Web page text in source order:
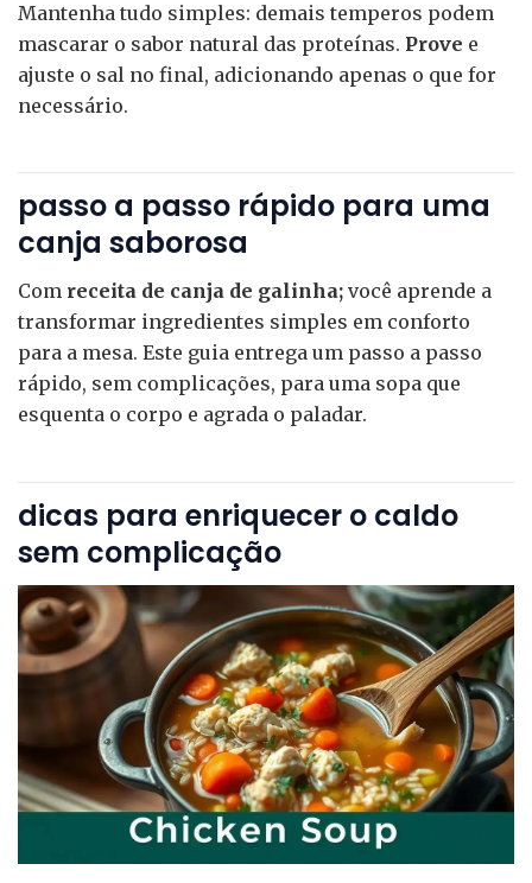
Mantenha tudo simples: demais temperos podem
mascarar o sabor natural das proteínas. Prove e
ajuste o sal no final, adicionando apenas o que for
necessário.
passo a passo rápido para uma
canja saborosa
Com receita de canja de galinha; você aprende a
transformar ingredientes simples em conforto
para a mesa. Este guia entrega um passo a passo
rápido, sem complicações, para uma sopa que
esquenta o corpo e agrada o paladar.
dicas para enriquecer o caldo
sem complicação